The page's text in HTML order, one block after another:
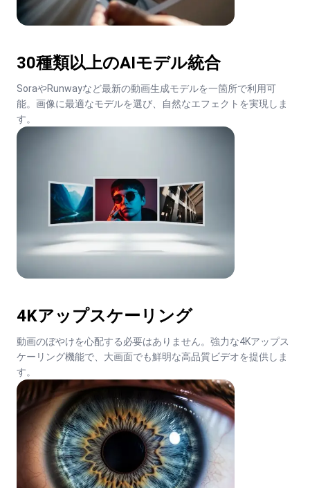
30種類以上のAIモデル統合
SoraやRunwayなど最新の動画生成モデルを一箇所で利用可
能。画像に最適なモデルを選び、自然なエフェクトを実現しま
す。
4Kアップスケーリング
動画のぼやけを心配する必要はありません。強力な4Kアップス
ケーリング機能で、大画面でも鮮明な高品質ビデオを提供しま
す。